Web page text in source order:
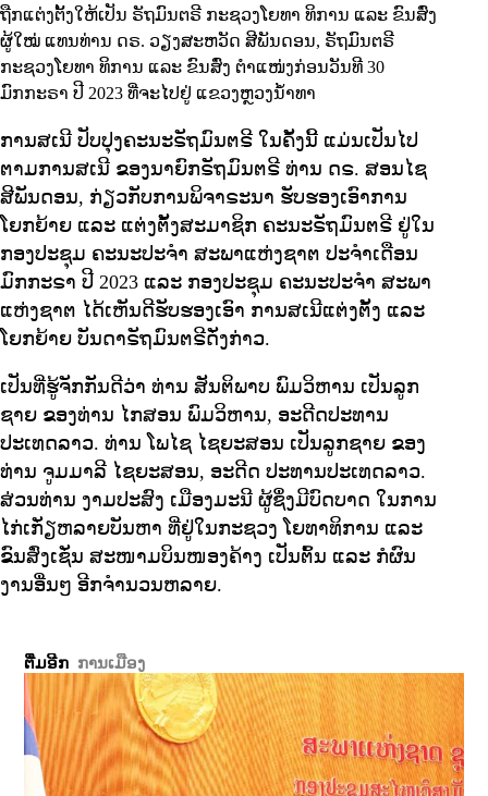
ຖືກແຕ່ງຕັ້ງໃຫ້ເປັນ ຣັຖມົນຕຣີ ກະຊວງໂຍທາ ທິການ ແລະ ຂົນສົ່ງ
ຜູ້ໃໝ່ ແທນທ່ານ ດຣ. ວຽງສະຫວັດ ສີພັນດອນ, ຣັຖມົນຕຣີ
ກະຊວງໂຍທາ ທິການ ແລະ ຂົນສົ່ງ ຕຳແໜ່ງກ່ອນວັນທີ 30
ມົກກະຣາ ປີ 2023 ທີ່ຈະໄປຢູ່ ແຂວງຫຼວງນ້ຳທາ
ການສເນີ ປັບປຸງຄະນະຣັຖມົນຕຣີ ໃນຄັ້ງນີ້ ແມ່ນເປັນໄປ
ຕາມການສເນີ ຂອງນາຍົກຣັຖມົນຕຣີ ທ່ານ ດຣ. ສອນໄຊ
ສີພັນດອນ, ກ່ຽວກັບການພິຈາຣະນາ ຮັບຮອງເອົາການ
ໂຍກຍ້າຍ ແລະ ແຕ່ງຕັ້ງສະມາຊິກ ຄະນະຣັຖມົນຕຣີ ຢູ່ໃນ
ກອງປະຊຸມ ຄະນະປະຈຳ ສະພາແຫ່ງຊາຕ ປະຈຳເດືອນ
ມົກກະຣາ ປີ 2023 ແລະ ກອງປະຊຸມ ຄະນະປະຈໍາ ສະພາ
ແຫ່ງຊາຕ ໄດ້ເຫັນດີຮັບຮອງເອົາ ການສເນີແຕ່ງຕັ້ງ ແລະ
ໂຍກຍ້າຍ ບັນດາຣັຖມົນຕຣີດັ່ງກ່າວ.
ເປັນທີ່ຮູ້ຈັກກັນດີວ່າ ທ່ານ ສັນຕິພາບ ພົມວິຫານ ເປັນລູກ
ຊາຍ ຂອງທ່ານ ໄກສອນ ພົມວິຫານ, ອະດີດປະທານ
ປະເທດລາວ. ທ່ານ ໂພໄຊ ໄຊຍະສອນ ເປັນລູກຊາຍ ຂອງ
ທ່ານ ຈູມມາລີ ໄຊຍະສອນ, ອະດີດ ປະທານປະເທດລາວ.
ສ່ວນທ່ານ ງາມປະສົງ ເມືອງມະນີ ຜູ້ຊຶ່ງມີບົດບາດ ໃນການ
ໄກ່ເກັ່ຽຫລາຍບັນຫາ ທີ່ຢູ່ໃນກະຊວງ ໂຍທາທິການ ແລະ
ຂົນສົ່ງເຊັ່ນ ສະໜາມບິນໜອງຄ້າງ ເປັນຕົ້ນ ແລະ ກໍຜົນ
ງານອື່ນໆ ອີກຈຳນວນຫລາຍ.
ຕື່ມອີກ ການເມືອງ